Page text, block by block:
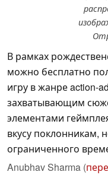
В рамках
можно бесплатно
игру в жанре action-
захватывающим
элементами
вкусу поклонникам,
ограниченного
Anubhav Sharma (